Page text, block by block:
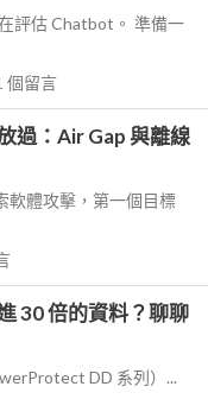
評估 Chatbot。 準備一
個留言
過：Air Gap 與離線
軟體攻擊，第一個目標
30 倍的資料？聊聊
DD 系列）...